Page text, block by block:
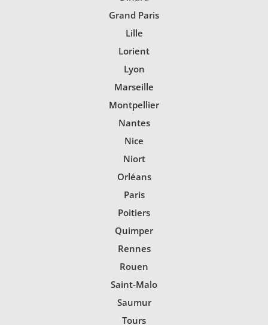
Grand Paris
Lille
Lorient
Lyon
Marseille
Montpellier
Nantes
Nice
Niort
Orléans
Paris
Poitiers
Quimper
Rennes
Rouen
Saint-Malo
Saumur
Tours